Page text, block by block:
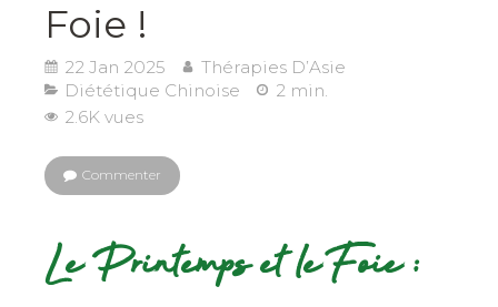
Foie !
22 Jan 2025
Thérapies D’Asie
Diététique Chinoise
2 min.
2.6K vues
Commenter
Le Printemps et le Foie :